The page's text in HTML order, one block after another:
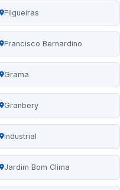
Filgueiras
Francisco Bernardino
Grama
Granbery
Industrial
Jardim Bom Clima